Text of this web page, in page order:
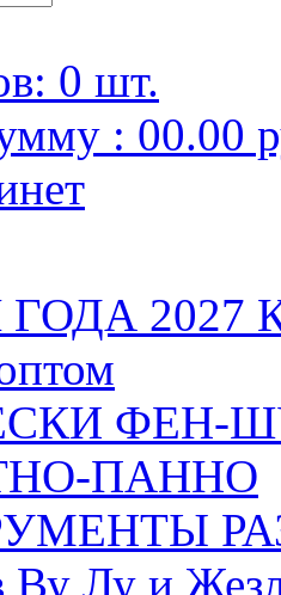
0 шт.
: 00.00
2027
ФЕН-
ПАННО
Ву Лу и